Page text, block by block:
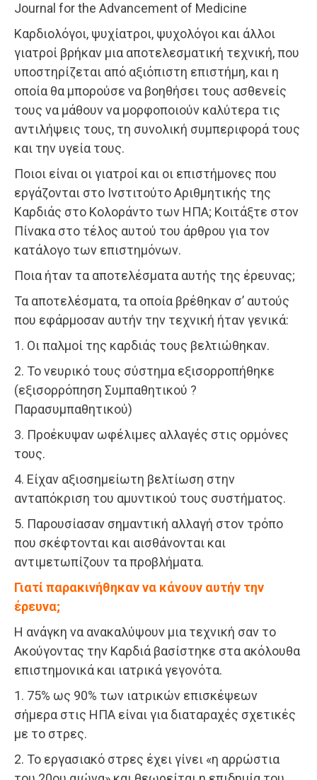
Journal for the Advancement of Medicine
Καρδιολόγοι, ψυχίατροι, ψυχολόγοι και άλλοι
γιατροί βρήκαν μια αποτελεσματική τεχνική, που
υποστηρίζεται από αξιόπιστη επιστήμη, και η
οποία θα μπορούσε να βοηθήσει τους ασθενείς
τους να μάθουν να μορφοποιούν καλύτερα τις
αντιλήψεις τους, τη συνολική συμπεριφορά τους
και την υγεία τους.
Ποιοι είναι οι γιατροί και οι επιστήμονες που
εργάζονται στο Ινστιτούτο Αριθμητικής της
Καρδιάς στο Κολοράντο των ΗΠΑ; Κοιτάξτε στον
Πίνακα στο τέλος αυτού του άρθρου για τον
κατάλογο των επιστημόνων.
Ποια ήταν τα αποτελέσματα αυτής της έρευνας;
Τα αποτελέσματα, τα οποία βρέθηκαν σ’ αυτούς
που εφάρμοσαν αυτήν την τεχνική ήταν γενικά:
1. Οι παλμοί της καρδιάς τους βελτιώθηκαν.
2. Το νευρικό τους σύστημα εξισορροπήθηκε
(εξισορρόπηση Συμπαθητικού ?
Παρασυμπαθητικού)
3. Προέκυψαν ωφέλιμες αλλαγές στις ορμόνες
τους.
4. Είχαν αξιοσημείωτη βελτίωση στην
ανταπόκριση του αμυντικού τους συστήματος.
5. Παρουσίασαν σημαντική αλλαγή στον τρόπο
που σκέφτονται και αισθάνονται και
αντιμετωπίζουν τα προβλήματα.
Γιατί παρακινήθηκαν να κάνουν αυτήν την
έρευνα;
Η ανάγκη να ανακαλύψουν μια τεχνική σαν το
Ακούγοντας την Καρδιά βασίστηκε στα ακόλουθα
επιστημονικά και ιατρικά γεγονότα.
1. 75% ως 90% των ιατρικών επισκέψεων
σήμερα στις ΗΠΑ είναι για διαταραχές σχετικές
με το στρες.
2. Το εργασιακό στρες έχει γίνει «η αρρώστια